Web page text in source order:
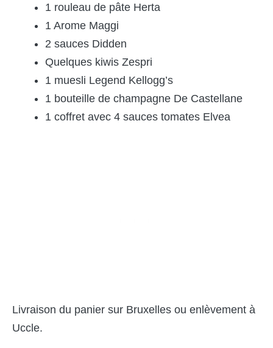
1 rouleau de pâte Herta
1 Arome Maggi
2 sauces Didden
Quelques kiwis Zespri
1 muesli Legend Kellogg’s
1 bouteille de champagne De Castellane
1 coffret avec 4 sauces tomates Elvea
Livraison du panier sur Bruxelles ou enlèvement à
Uccle.